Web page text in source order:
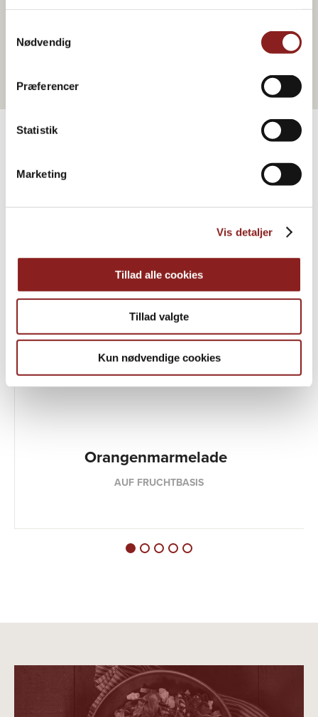
Nødvendig
Præferencer
Statistik
Marketing
Vis detaljer
Tillad alle cookies
Tillad valgte
Kun nødvendige cookies
Orangenmarmelade
AUF FRUCHTBASIS